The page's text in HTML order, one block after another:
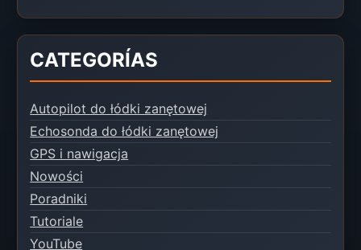
CATEGORÍAS
Autopilot do łódki zanętowej
Echosonda do łódki zanętowej
GPS i nawigacja
Nowości
Poradniki
Tutoriale
YouTube